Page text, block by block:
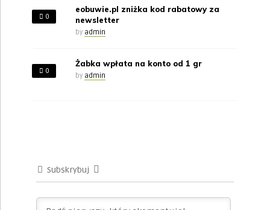
0
eobuwie.pl zniżka kod rabatowy za
newsletter
by admin
0
Żabka wpłata na konto od 1 gr
by admin
Subskrybuj